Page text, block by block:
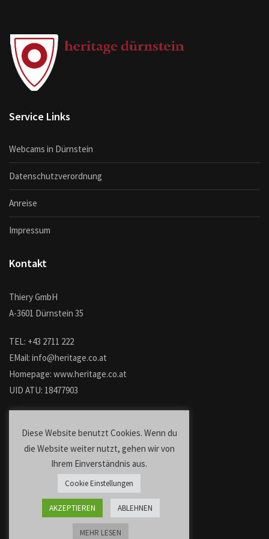
Service Links
Webcams in Dürnstein
Datenschutzverordnung
Anreise
Impressum
Kontakt
Thiery GmbH
A-3601 Dürnstein 35
TEL: +43 2711 222
EMail: info@heritage.co.at
Homepage: www.heritage.co.at
UID ATU: 18477903
Diese Website benutzt Cookies. Wenn du
die Website weiter nutzt, gehen wir von
Ihrem Einverständnis aus.
Cookie Einstellungen
AKZEPTIEREN ABLEHNEN
MEHR LESEN